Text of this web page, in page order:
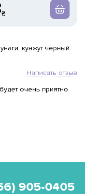
кунжут черный
Написать отзыв
очень приятно.
905-0405